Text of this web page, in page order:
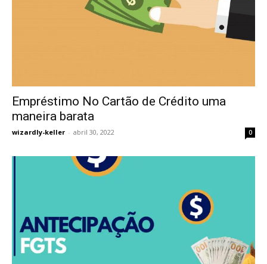
Empréstimo No Cartão de Crédito uma
maneira barata
wizardly-keller - abril 30, 2022 0